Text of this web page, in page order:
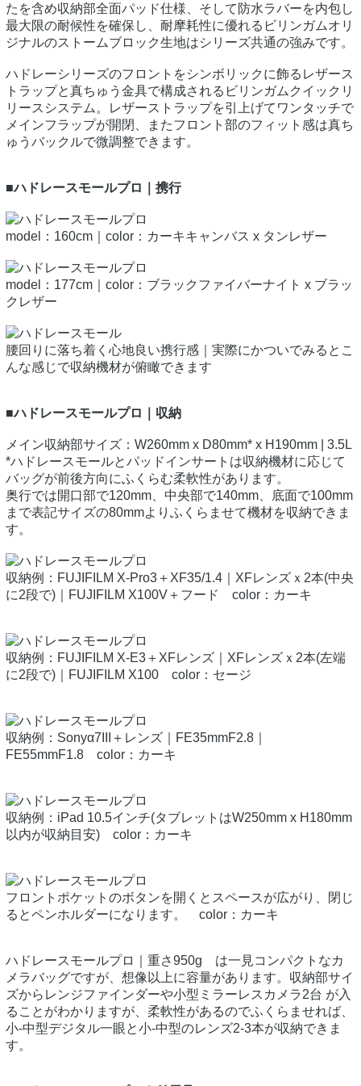
たを含め収納部全面パッド仕様、そして防水ラバーを内包し
最大限の耐候性を確保し、耐摩耗性に優れるビリンガムオリ
ジナルのストームブロック生地はシリーズ共通の強みです。
ハドレーシリーズのフロントをシンボリックに飾るレザース
トラップと真ちゅう金具で構成されるビリンガムクイックリ
リースシステム。レザーストラップを引上げてワンタッチで
メインフラップが開閉、またフロント部のフィット感は真ち
ゅうバックルで微調整できます。
■ハドレースモールプロ｜携行
model：160cm｜color：カーキキャンバス x タンレザー
model：177cm｜color：ブラックファイバーナイト x ブラッ
クレザー
腰回りに落ち着く心地良い携行感｜実際にかついでみるとこ
んな感じで収納機材が俯瞰できます
■ハドレースモールプロ｜収納
メイン収納部サイズ：W260mm x D80mm* x H190mm | 3.5L
*ハドレースモールとパッドインサートは収納機材に応じて
バッグが前後方向にふくらむ柔軟性があります。
奥行では開口部で120mm、中央部で140mm、底面で100mm
まで表記サイズの80mmよりふくらませて機材を収納できま
す。
収納例：FUJIFILM X-Pro3＋XF35/1.4｜XFレンズｘ2本(中央
に2段で)｜FUJIFILM X100V＋フード color：カーキ
収納例：FUJIFILM X-E3＋XFレンズ｜XFレンズｘ2本(左端
に2段で)｜FUJIFILM X100 color：セージ
収納例：Sonyα7III＋レンズ｜FE35mmF2.8｜
FE55mmF1.8 color：カーキ
収納例：iPad 10.5インチ(タブレットはW250mm x H180mm
以内が収納目安) color：カーキ
フロントポケットのボタンを開くとスペースが広がり、閉じ
るとペンホルダーになります。 color：カーキ
ハドレースモールプロ｜重さ950g は一見コンパクトなカ
メラバッグですが、想像以上に容量があります。収納部サイ
ズからレンジファインダーや小型ミラーレスカメラ2台 が入
ることがわかりますが、柔軟性があるのでふくらませれば、
小-中型デジタル一眼と小-中型のレンズ2-3本が収納できま
す。